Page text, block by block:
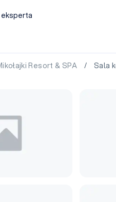
Resort & SPA
/ Sala